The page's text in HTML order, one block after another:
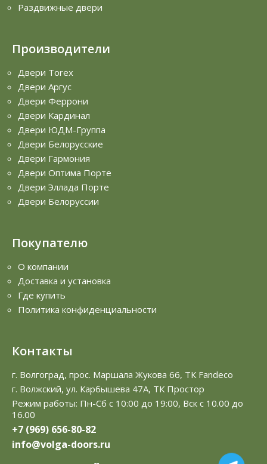
Раздвижные двери
Производители
Двери Torex
Двери Аргус
Двери Феррони
Двери Кардинал
Двери ЮДМ-Группа
Двери Белорусские
Двери Гармония
Двери Оптима Порте
Двери Эллада Порте
Двери Белоруссии
Покупателю
О компании
Доставка и установка
Где купить
Политика конфиденциальности
Контакты
г. Волгоград, прос. Маршала Жукова 66, ТК Fandeco
г. Волжский, ул. Карбышева 47А, ТК Простор
Режим работы: Пн-Сб с 10:00 до 19:00, Вск с 10.00 до
16.00
+7 (969) 656-80-82
info@volga-doors.ru